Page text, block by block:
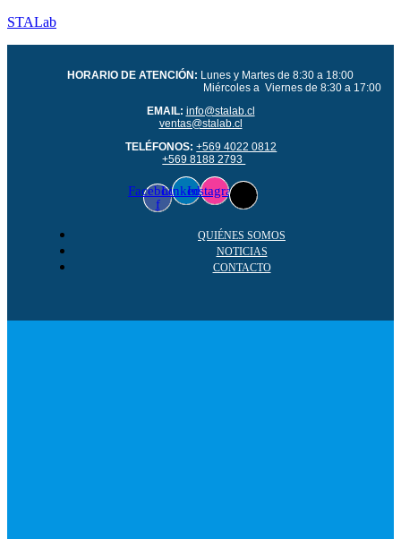
STALab
HORARIO DE ATENCIÓN: Lunes y Martes de 8:30 a 18:00
Miércoles a Viernes de 8:30 a 17:00
EMAIL: info@stalab.cl
ventas@stalab.cl
TELÉFONOS:+569 4022 0812
+569 8188 2793
Facebook-
f
LinkedinInstagram
QUIÉNES SOMOS
NOTICIAS
CONTACTO